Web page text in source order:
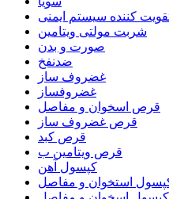
کننده سیستم ایمنی
شربت مولتی ویتامین
صورت و بدن
ضدنفخ
غضروف ساز
غضروفساز
قرص اسخوان و مفاصل
قرص غضروف ساز
قرص کبد
قرص ویتامین ب
کپسول آهن
استخوان و مفاصل